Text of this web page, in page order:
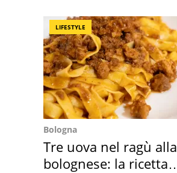
LIFESTYLE
Bologna
Tre uova nel ragù alla
bolognese: la ricetta